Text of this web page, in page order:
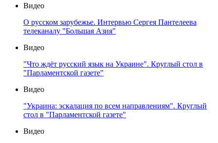
Видео
О русском зарубежье. Интервью Сергея Пантелеева
телеканалу "Большая Азия"
Видео
"Что ждёт русский язык на Украине". Круглый стол в
"Парламентской газете"
Видео
"Украина: эскалация по всем направлениям". Круглый
стол в "Парламентской газете"
Видео